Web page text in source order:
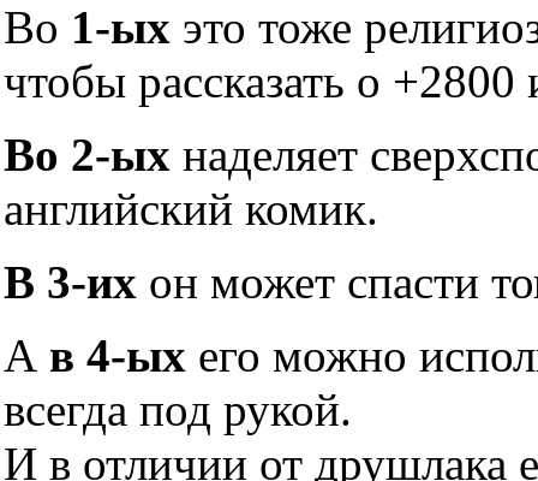
Во 1-ых это тоже
чтобы рассказать о +2800
Во 2-ых наделяет
английский комик.
В 3-их он может спасти
А в 4-ых его можно
всегда под рукой.
И в отличии от друшлака